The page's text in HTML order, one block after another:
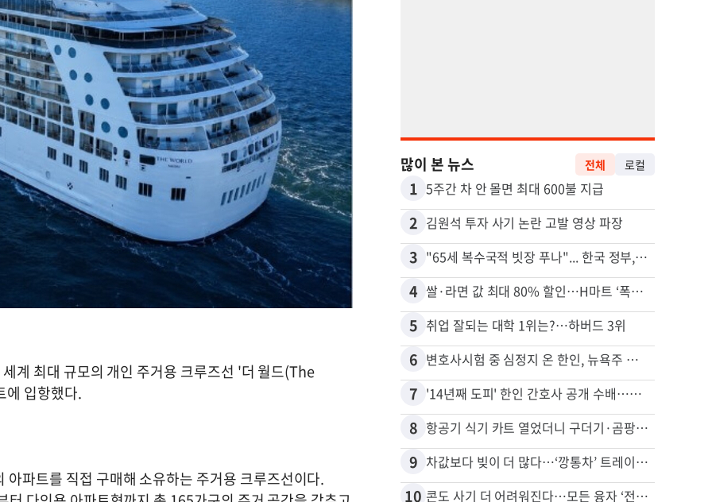
계 최대 규모의 개인 주거용 크루즈선 '더 월드(The
에 입항했다.
파트를 직접 구매해 소유하는 주거용 크루즈선이다.
많이 본 뉴스 전체 로컬
1 5주간 차 안 몰면 최대 600불 지급
2 김원석 투자 사기 논란 고발 영상 파장
3 "65세 복수국적 빗장 푸나"... 한국 정부, 연령 완화 전면 추진
4 쌀·라면 값 최대 80% 할인…H마트 ‘폭탄 세일’
5 취업 잘되는 대학 1위는?…하버드 3위
6 변호사시험 중 심정지 온 한인, 뉴욕주 제소
7 '14년째 도피' 한인 간호사 공개 수배…메디케어 사기 유죄
8 항공기 식기 카트 열었더니 구더기·곰팡이…LAX 기내식 업체 논란
9 차값보다 빚이 더 많다…‘깡통차’ 트레이드인 급증
10 콘도 사기 더 어려워진다…모든 융자 ‘전체 심사’